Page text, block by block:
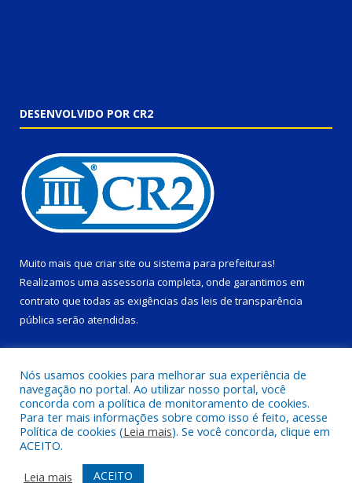
DESENVOLVIDO POR CR2
Muito mais que criar site ou sistema para prefeituras!
Realizamos uma assessoria completa, onde garantimos em
contrato que todas as exigências das leis de transparência
pública serão atendidas.
Todos os direitos reservados a Prefeitura Municipal de Ponta de
Nós usamos cookies para melhorar sua experiência de
navegação no portal. Ao utilizar nosso portal, você
concorda com a política de monitoramento de cookies.
Para ter mais informações sobre como isso é feito, acesse
Política de cookies (Leia mais). Se você concorda, clique em
ACEITO.
Leia mais
ACEITO